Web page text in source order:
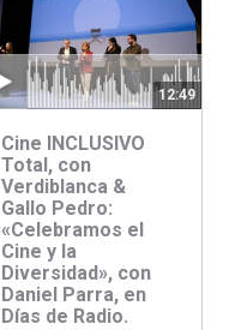
12:49
Cine INCLUSIVO
Total, con
Verdiblanca &
Gallo Pedro:
«Celebramos el
Cine y la
Diversidad», con
Daniel Parra, en
Días de Radio.